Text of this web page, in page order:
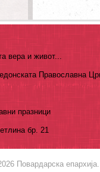
вера и живот...
Православна
празници
бр. 21
Повардарска епархија.